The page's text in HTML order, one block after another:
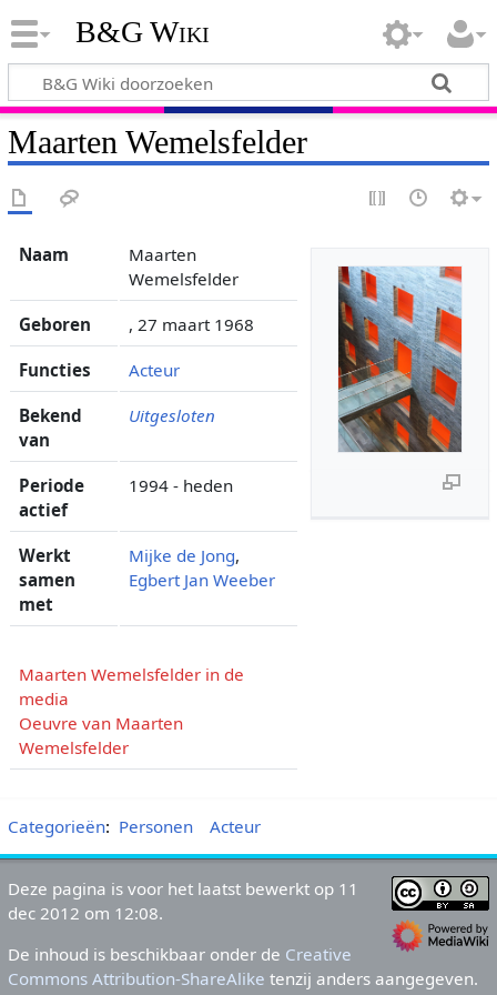
B&G Wiki
Maarten Wemelsfelder
Naam
Maarten
Wemelsfelder
Geboren , 27 maart 1968
Functies Acteur
Bekend
van
Uitgesloten
Periode
actief
1994 - heden
Werkt
samen
met
Mijke de Jong,
Egbert Jan Weeber
Maarten Wemelsfelder in de
media
Oeuvre van Maarten
Wemelsfelder
Categorieën: Personen Acteur
Deze pagina is voor het laatst bewerkt op 11
dec 2012 om 12:08.
De inhoud is beschikbaar onder de Creative
Commons Attribution-ShareAlike tenzij anders aangegeven.